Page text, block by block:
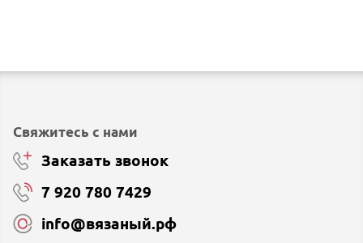
Свяжитесь с нами
Заказать звонок
7 920 780 7429
info@вязаный.рф